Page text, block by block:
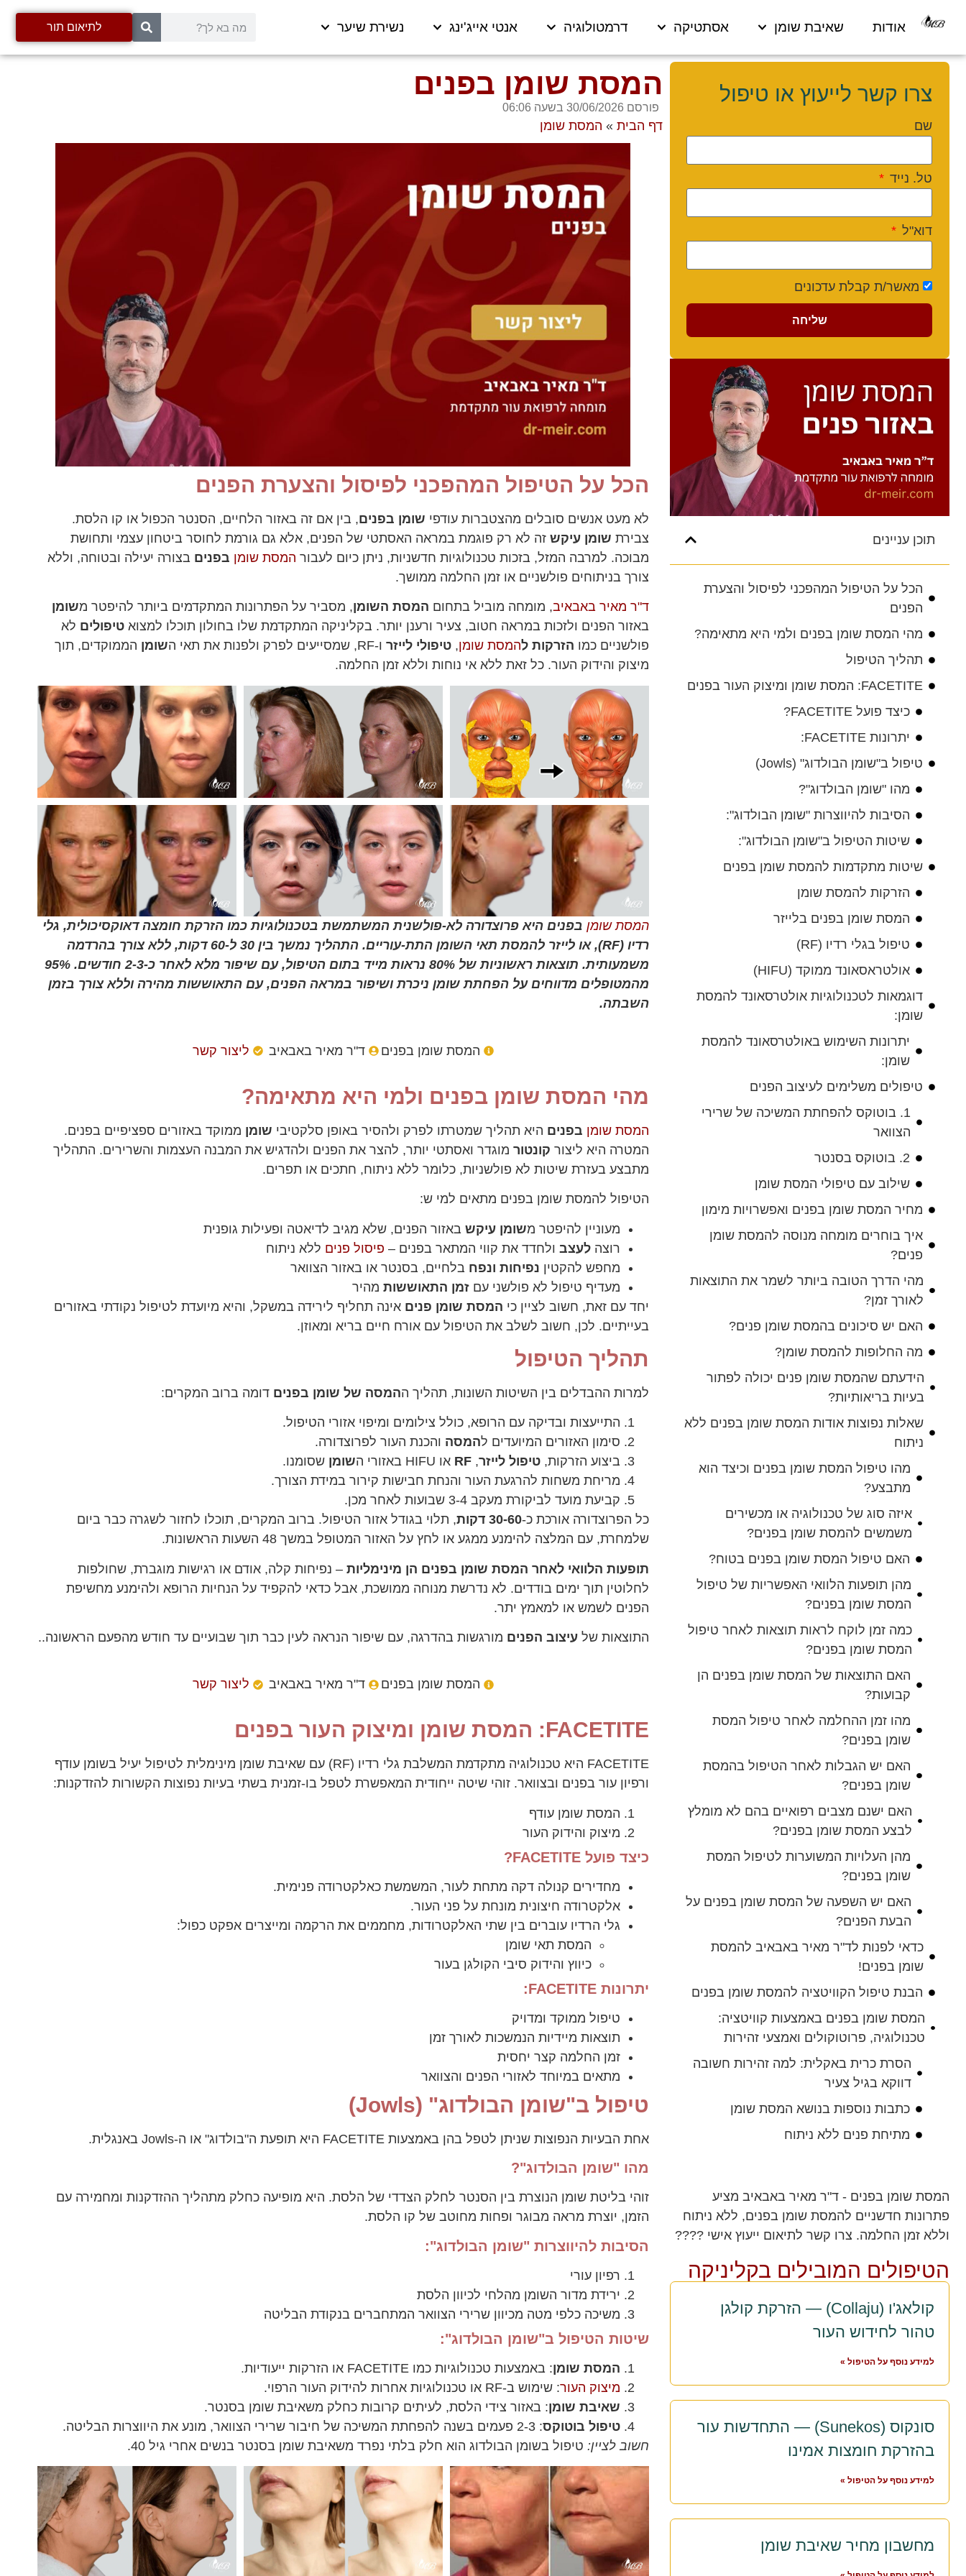
אודות שאיבת שומן אסתטיקה דרמטולוגיה אנטי אייג'ינג נשירת שיער לתיאום תור
צרו קשר לייעוץ או טיפול
שם
טל. נייד
דוא"ל
מאשר/ת קבלת עדכונים
שליחה
תוכן עניינים
הכל על הטיפול המהפכני לפיסול והצערת
הפנים
מהי המסת שומן בפנים ולמי היא מתאימה?
תהליך הטיפול
FACETITE: המסת שומן ומיצוק העור בפנים
כיצד פועל FACETITE?
יתרונות FACETITE:
טיפול ב"שומן הבולדוג" (Jowls)
מהו "שומן הבולדוג"?
הסיבות להיווצרות "שומן הבולדוג":
שיטות הטיפול ב"שומן הבולדוג":
שיטות מתקדמות להמסת שומן בפנים
הזרקות להמסת שומן
המסת שומן בפנים בלייזר
טיפול בגלי רדיו (RF)
אולטראסאונד ממוקד (HIFU)
דוגמאות לטכנולוגיות אולטרסאונד להמסת
שומן:
יתרונות השימוש באולטרסאונד להמסת
שומן:
טיפולים משלימים לעיצוב הפנים
1. בוטוקס להפחתת המשיכה של שרירי
הצוואר
2. בוטוקס בסנטר
שילוב עם טיפולי המסת שומן
מחיר המסת שומן בפנים ואפשרויות מימון
איך בוחרים מומחה מנוסה להמסת שומן
פנים?
מהי הדרך הטובה ביותר לשמר את התוצאות
לאורך זמן?
האם יש סיכונים בהמסת שומן פנים?
מה החלופות להמסת שומן?
הידעתם שהמסת שומן פנים יכולה לפתור
בעיות בריאותיות?
שאלות נפוצות אודות המסת שומן בפנים ללא
ניתוח
מהו טיפול המסת שומן בפנים וכיצד הוא
מתבצע?
איזה סוג של טכנולוגיה או מכשירים
משמשים להמסת שומן בפנים?
האם טיפול המסת שומן בפנים בטוח?
מהן תופעות הלוואי האפשריות של טיפול
המסת שומן בפנים?
כמה זמן לוקח לראות תוצאות לאחר טיפול
המסת שומן בפנים?
האם התוצאות של המסת שומן בפנים הן
קבועות?
מהו זמן ההחלמה לאחר טיפול המסת
שומן בפנים?
האם יש הגבלות לאחר הטיפול בהמסת
שומן בפנים?
האם ישנם מצבים רפואיים בהם לא מומלץ
לבצע המסת שומן בפנים?
מהן העלויות המשוערות לטיפול המסת
שומן בפנים?
האם יש השפעה של המסת שומן בפנים על
הבעת הפנים?
כדאי לפנות לד"ר מאיר באבאיב להמסת
שומן בפנים!
הבנת טיפול הקוויטציה להמסת שומן בפנים
המסת שומן בפנים באמצעות קוויטציה:
טכנולוגיה, פרוטוקולים ואמצעי זהירות
הסרת כרית באקלית: למה זהירות חשובה
דווקא בגיל צעיר
כתבות נוספות בנושא המסת שומן
מתיחת פנים ללא ניתוח
המסת שומן בפנים - ד"ר מאיר באבאיב מציע
פתרונות חדשניים להמסת שומן בפנים, ללא ניתוח
וללא זמן החלמה. צרו קשר לתיאום ייעוץ אישי ????
הטיפולים המובילים בקליניקה
קולאג'ו (Collaju) — הזרקת קולגן
טהור לחידוש העור
למידע נוסף על הטיפול »
סונקוס (Sunekos) — התחדשות עור
בהזרקת חומצות אמינו
למידע נוסף על הטיפול »
מחשבון מחיר שאיבת שומן
המסת שומן בפנים
פורסם 30/06/2026 בשעה 06:06
דף הבית » המסת שומן
הכל על הטיפול המהפכני לפיסול והצערת הפנים
לא מעט אנשים סובלים מהצטברות עודפי שומן בפנים, בין אם זה באזור הלחיים, הסנטר הכפול או קו הלסת.
צבירת שומן עיקש זה לא רק פוגמת במראה האסתטי של הפנים, אלא גם גורמת לחוסר ביטחון עצמי ותחושת
מבוכה. למרבה המזל, בזכות טכנולוגיות חדשניות, ניתן כיום לעבור המסת שומן בפנים בצורה יעילה ובטוחה, וללא
צורך בניתוחים פולשניים או זמן החלמה ממושך.
ד"ר מאיר באבאיב, מומחה מוביל בתחום המסת השומן, מסביר על הפתרונות המתקדמים ביותר להיפטר משומן
באזור הפנים ולזכות במראה חטוב, צעיר ורענן יותר. בקליניקה המתקדמת שלו בחולון תוכלו למצואטיפולים לא
פולשניים כמו הזרקות להמסת שומן,טיפולי לייזר ו-RF, שמסייעים לפרק ולפנות את תאי ה שומן הממוקדים, תוך
מיצוק והידוק העור. כל זאת ללא אי נוחות וללא זמן החלמה.
המסת שומן בפנים היא פרוצדורה לא-פולשנית המשתמשת בטכנולוגיות כמו הזרקת חומצה דאוקסיכולית, גלי
רדיו (RF), או לייזר להמסת תאי השומן התת-עוריים. התהליך נמשך בין 30 ל-60 דקות, ללא צורך בהרדמה
משמעותית. תוצאות ראשוניות של 80% נראות מייד בתום הטיפול, עם שיפור מלא לאחר כ-2-3 חודשים. 95%
מהמטופלים מדווחים על הפחתת שומן ניכרת ושיפור במראה הפנים, עם התאוששות מהירה וללא צורך בזמן
השבתה.
המסת שומן בפנים ד"ר מאיר באבאיב ליצור קשר
מהי המסת שומן בפנים ולמי היא מתאימה?
המסת שומן בפנים היא תהליך שמטרתו לפרק ולהסיר באופן סלקטיבי שומן ממוקד באזורים ספציפיים בפנים.
המטרה היא ליצור קונטור מוגדר ואסתטי יותר, להצר את הפנים ולהדגיש את המבנה העצמות והשרירים. התהליך
מתבצע בעזרת שיטות לא פולשניות, כלומר ללא ניתוח, חתכים או תפרים.
הטיפול להמסת שומן בפנים מתאים למי ש:
מעוניין להיפטר משומן עיקש באזור הפנים, שלא מגיב לדיאטה ופעילות גופנית
רוצהלעצב ולחדד את קווי המתאר בפנים – פיסול פנים ללא ניתוח
מחפש להקטין נפיחות ונפח בלחיים, בסנטר או באזור הצוואר
מעדיף טיפול לא פולשני עםזמן התאוששות מהיר
יחד עם זאת, חשוב לציין כי המסת שומן פנים אינה תחליף לירידה במשקל, והיא מיועדת לטיפול נקודתי באזורים
בעייתיים. לכן, חשוב לשלב את הטיפול עם אורח חיים בריא ומאוזן.
תהליך הטיפול
למרות ההבדלים בין השיטות השונות, תהליך ההמסה של שומן בפנים דומה ברוב המקרים:
התייעצות ובדיקה עם הרופא, כולל צילומים ומיפוי אזורי הטיפול.
סימון האזורים המיועדים להמסה והכנת העור לפרוצדורה.
ביצוע הזרקות,טיפול לייזר,
RF או HIFU באזורי ה שומן שסומנו.
מריחת משחות להרגעת העור והנחת חבישות קירור במידת הצורך.
קביעת מועד לביקורת מעקב 3-4 שבועות לאחר מכן.
כל הפרוצדורה אורכת כ-30-60 דקות
, תלוי בגודל אזור הטיפול. ברוב המקרים, תוכלו לחזור לשגרה כבר ביום
שלמחרת, עם המלצה להימנע ממגע או לחץ על האזור המטופל במשך 48 השעות הראשונות.
תופעות הלוואי לאחר המסת שומן בפנים הן מינימליות – נפיחות קלה, אודם או רגישות מוגברת, שחולפות
לחלוטין תוך ימים בודדים. לא נדרשת מנוחה ממושכת, אבל כדאי להקפיד על הנחיות הרופא ולהימנע מחשיפת
הפנים לשמש או למאמץ יתר.
התוצאות שלעיצוב הפנים מורגשות בהדרגה, עם שיפור הנראה לעין כבר תוך שבועיים עד חודש מהפעם הראשונה..
המסת שומן בפנים ד"ר מאיר באבאיב ליצור קשר
FACETITE: המסת שומן ומיצוק העור בפנים
FACETITE היא טכנולוגיה מתקדמת המשלבת גלי רדיו (RF) עם שאיבת שומן מינימלית לטיפול יעיל בשומן עודף
ורפיון עור בפנים ובצוואר. זוהי שיטה ייחודית המאפשרת לטפל בו-זמנית בשתי בעיות נפוצות הקשורות להזדקנות:
המסת שומן עודף
מיצוק והידוק העור
כיצד פועל FACETITE?
מחדירים קנולה דקה מתחת לעור, המשמשת כאלקטרודה פנימית.
אלקטרודה חיצונית מונחת על פני העור.
גלי הרדיו עוברים בין שתי האלקטרודות, מחממים את הרקמה ומייצרים אפקט כפול:
המסת תאי שומן
כיווץ והידוק סיבי הקולגן בעור
יתרונות FACETITE:
טיפול ממוקד ומדויק
תוצאות מיידיות הנמשכות לאורך זמן
זמן החלמה קצר יחסית
מתאים במיוחד לאזורי הפנים והצוואר
טיפול ב"שומן הבולדוג" (Jowls)
אחת הבעיות הנפוצות שניתן לטפל בהן באמצעות FACETITE היא תופעת ה"בולדוג" או ה-Jowls באנגלית.
מהו "שומן הבולדוג"?
זוהי בליטת שומן הנוצרת בין הסנטר לחלק הצדדי של הלסת. היא מופיעה כחלק מתהליך ההזדקנות ומחמירה עם
הזמן, יוצרת מראה מבוגר ופחות מחוטב של קו הלסת.
הסיבות להיווצרות "שומן הבולדוג":
רפיון עורי
ירידת מדור השומן מהלחי לכיוון הלסת
משיכה כלפי מטה מכיוון שרירי הצוואר המתחברים בנקודת הבליטה
שיטות הטיפול ב"שומן הבולדוג":
המסת שומן: באמצעות טכנולוגיות כמו FACETITE או הזרקות ייעודיות.
מיצוק העור: שימוש ב-RF או טכנולוגיות אחרות להידוק העור הרפוי.
שאיבת שומן: באזור צידי הלסת, לעיתים קרובות כחלק משאיבת שומן בסנטר.
טיפול בוטוקס: 2-3 פעמים בשנה להפחתת המשיכה של חיבור שרירי הצוואר, מונע את היווצרות הבליטה.
חשוב לציין: טיפול בשומן הבולדוג הוא חלק בלתי נפרד משאיבת שומן בסנטר בנשים אחרי גיל 40.